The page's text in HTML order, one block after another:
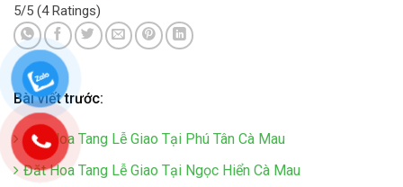
5/5 (4 Ratings)
Bài viết trước:
Đăt Hoa Tang Lễ Giao Tại Phú Tân Cà Mau
Đăt Hoa Tang Lễ Giao Tại Ngọc Hiển Cà Mau